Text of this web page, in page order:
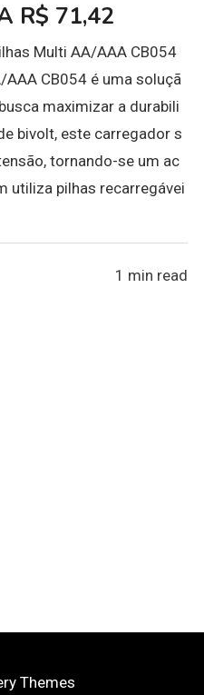
R$ 71,42
Multi AA/AAA CB054
CB054 é uma soluçã
maximizar a durabili
bivolt, este carregador s
tornando-se um ac
utiliza pilhas recarregávei
1 min read
Themes